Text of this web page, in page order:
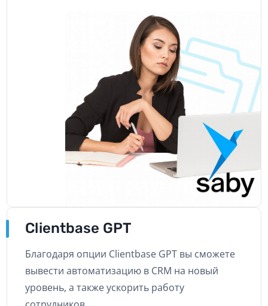
Сlientbase GPT
Благодаря опции Clientbase GPT вы сможете
вывести автоматизацию в CRM на новый
уровень, а также ускорить работу